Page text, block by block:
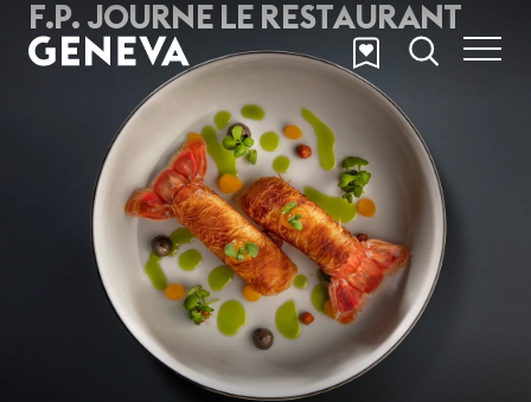
Aller au contenu principal
F.P. JOURNE LE RESTAURANT